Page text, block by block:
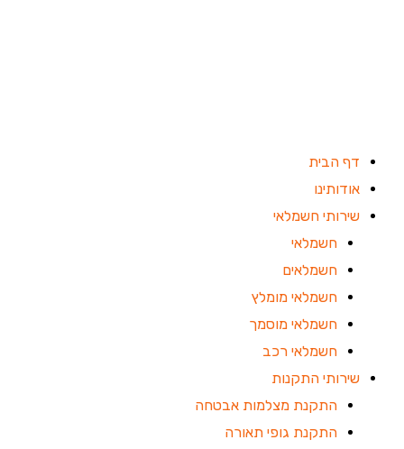
דף הבית
אודותינו
שירותי חשמלאי
חשמלאי
חשמלאים
חשמלאי מומלץ
חשמלאי מוסמך
חשמלאי רכב
שירותי התקנות
התקנת מצלמות אבטחה
התקנת גופי תאורה